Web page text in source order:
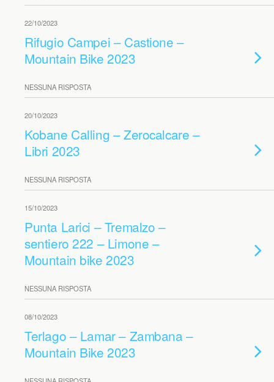
22/10/2023
Rifugio Campei – Castione –
Mountain Bike 2023
NESSUNA RISPOSTA
20/10/2023
Kobane Calling – Zerocalcare –
Libri 2023
NESSUNA RISPOSTA
15/10/2023
Punta Larici – Tremalzo –
sentiero 222 – Limone –
Mountain bike 2023
NESSUNA RISPOSTA
08/10/2023
Terlago – Lamar – Zambana –
Mountain Bike 2023